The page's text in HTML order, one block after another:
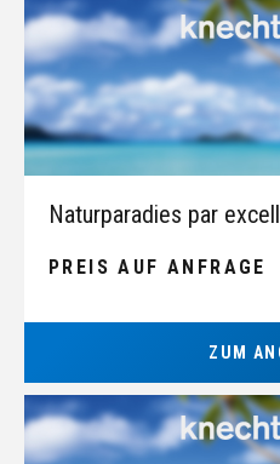
Naturparadies par
PREIS AUF ANFRAGE
ZUM